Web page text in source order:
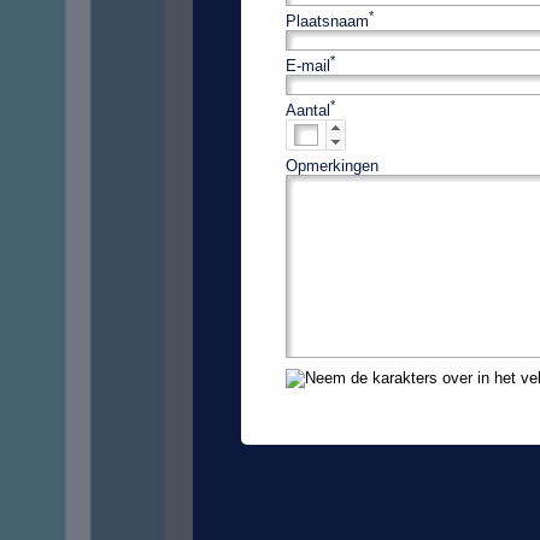
Plaatsnaam*
E-mail *
Aantal*
Opmerkingen